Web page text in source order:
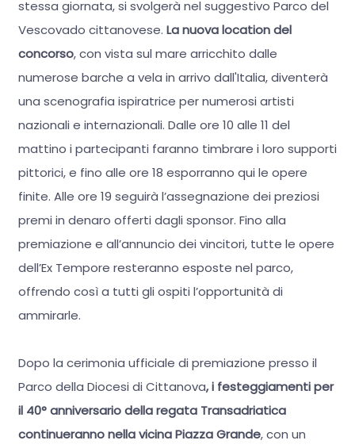
stessa giornata, si svolgerà nel suggestivo Parco del
Vescovado cittanovese. La nuova location del
concorso, con vista sul mare arricchito dalle
numerose barche a vela in arrivo dall'Italia, diventerà
una scenografia ispiratrice per numerosi artisti
nazionali e internazionali. Dalle ore 10 alle 11 del
mattino i partecipanti faranno timbrare i loro supporti
pittorici, e fino alle ore 18 esporranno qui le opere
finite. Alle ore 19 seguirà l’assegnazione dei preziosi
premi in denaro offerti dagli sponsor. Fino alla
premiazione e all’annuncio dei vincitori, tutte le opere
dell’Ex Tempore resteranno esposte nel parco,
offrendo così a tutti gli ospiti l’opportunità di
ammirarle.
Dopo la cerimonia ufficiale di premiazione presso il
Parco della Diocesi di Cittanova, i festeggiamenti per
il 40° anniversario della regata Transadriatica
continueranno nella vicina Piazza Grande, con un